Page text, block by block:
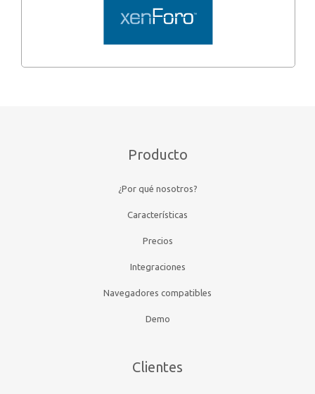
Producto
¿Por qué nosotros?
Características
Precios
Integraciones
Navegadores compatibles
Demo
Clientes